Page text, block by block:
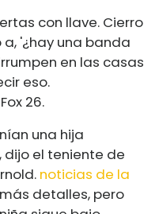
con llave. Cierro
'¿hay una banda
en las casas
eso.
26.
una hija
dijo el teniente de
noticias de la
detalles, pero